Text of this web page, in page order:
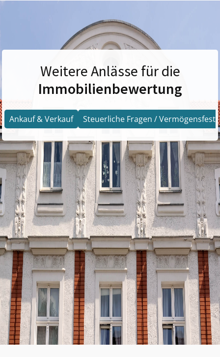
Weitere Anlässe für die
Immobilienbewertung
Ankauf & Verkauf Steuerliche Fragen /